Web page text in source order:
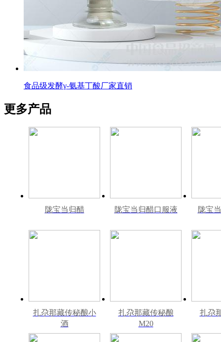
食品级发酵γ-氨基丁酸厂家直销
更多产品
陇宝当归醋 陇宝当归醋口服液 陇宝
扎尕那藏传秘酿小
酒
扎尕那藏传秘酿
M20
扎尕